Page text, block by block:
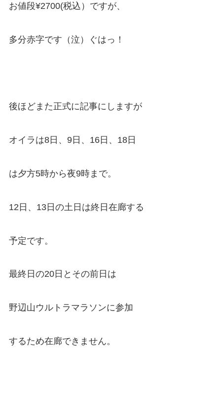
お値段¥2700(税込）ですが、
多分赤字です（泣）ぐはっ！
後ほどまた正式に記事にしますが
オイラは8日、9日、16日、18日
は夕方5時から夜9時まで。
12日、13日の土日は終日在廊する
予定です。
最終日の20日とその前日は
野辺山ウルトラマラソンに参加
するため在廊できません。